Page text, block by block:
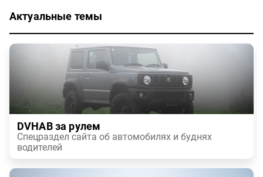
Актуальные темы
DVHAB за рулем
Спецраздел сайта об автомобилях и буднях
водителей